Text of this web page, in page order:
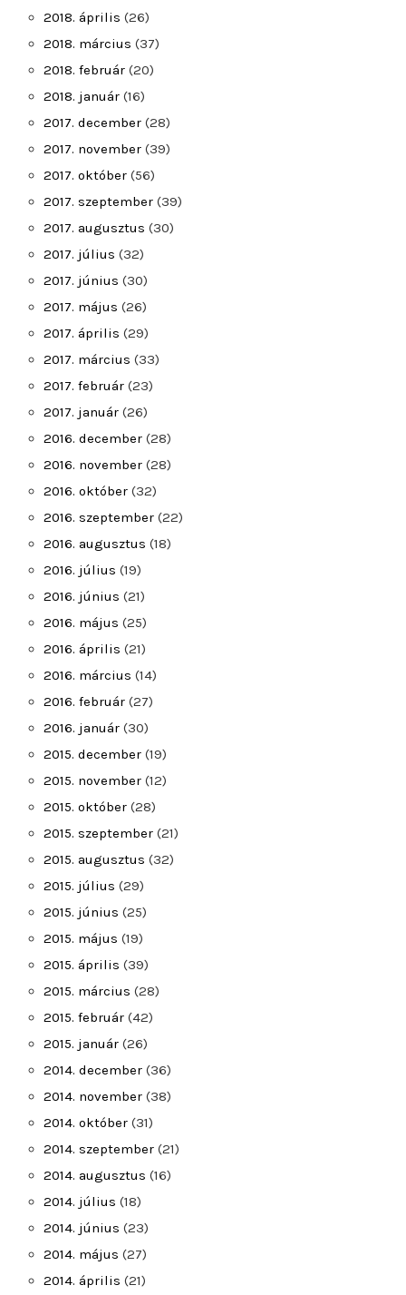
2018. április (26)
2018. március (37)
2018. február (20)
2018. január (16)
2017. december (28)
2017. november (39)
2017. október (56)
2017. szeptember (39)
2017. augusztus (30)
2017. július (32)
2017. június (30)
2017. május (26)
2017. április (29)
2017. március (33)
2017. február (23)
2017. január (26)
2016. december (28)
2016. november (28)
2016. október (32)
2016. szeptember (22)
2016. augusztus (18)
2016. július (19)
2016. június (21)
2016. május (25)
2016. április (21)
2016. március (14)
2016. február (27)
2016. január (30)
2015. december (19)
2015. november (12)
2015. október (28)
2015. szeptember (21)
2015. augusztus (32)
2015. július (29)
2015. június (25)
2015. május (19)
2015. április (39)
2015. március (28)
2015. február (42)
2015. január (26)
2014. december (36)
2014. november (38)
2014. október (31)
2014. szeptember (21)
2014. augusztus (16)
2014. július (18)
2014. június (23)
2014. május (27)
2014. április (21)